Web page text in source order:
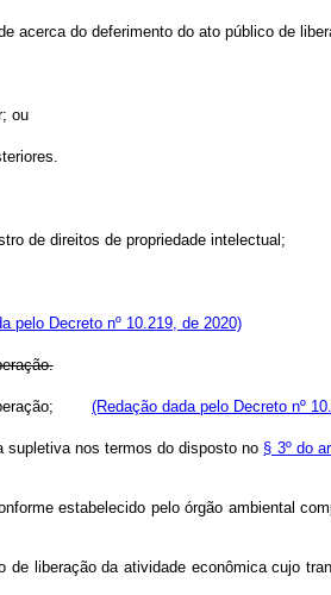
acerca do deferimento do ato público de
ou
de direitos de propriedade intelectual;
pelo Decreto nº 10.219, de 2020)
liberação; (Redação dada pelo Decreto nº
supletiva nos termos do disposto no § 3º do
estabelecido pelo órgão ambiental
liberação da atividade econômica cujo